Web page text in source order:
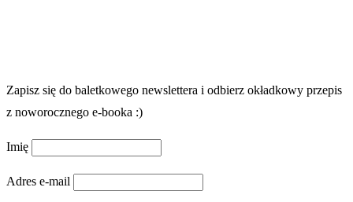
Zapisz się do baletkowego newslettera i odbierz okładkowy przepis
z noworocznego e-booka :)
Imię
Adres e-mail